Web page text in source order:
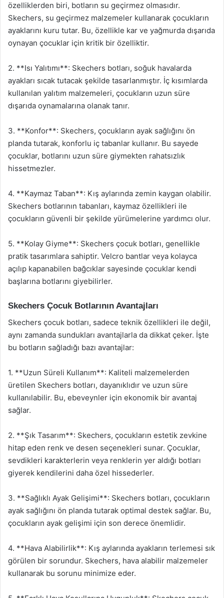
özelliklerden biri, botların su geçirmez olmasıdır.
Skechers, su geçirmez malzemeler kullanarak çocukların
ayaklarını kuru tutar. Bu, özellikle kar ve yağmurda dışarıda
oynayan çocuklar için kritik bir özelliktir.
2. **Isı Yalıtımı**: Skechers botları, soğuk havalarda
ayakları sıcak tutacak şekilde tasarlanmıştır. İç kısımlarda
kullanılan yalıtım malzemeleri, çocukların uzun süre
dışarıda oynamalarına olanak tanır.
3. **Konfor**: Skechers, çocukların ayak sağlığını ön
planda tutarak, konforlu iç tabanlar kullanır. Bu sayede
çocuklar, botlarını uzun süre giymekten rahatsızlık
hissetmezler.
4. **Kaymaz Taban**: Kış aylarında zemin kaygan olabilir.
Skechers botlarının tabanları, kaymaz özellikleri ile
çocukların güvenli bir şekilde yürümelerine yardımcı olur.
5. **Kolay Giyme**: Skechers çocuk botları, genellikle
pratik tasarımlara sahiptir. Velcro bantlar veya kolayca
açılıp kapanabilen bağcıklar sayesinde çocuklar kendi
başlarına botlarını giyebilirler.
Skechers Çocuk Botlarının Avantajları
Skechers çocuk botları, sadece teknik özellikleri ile değil,
aynı zamanda sundukları avantajlarla da dikkat çeker. İşte
bu botların sağladığı bazı avantajlar:
1. **Uzun Süreli Kullanım**: Kaliteli malzemelerden
üretilen Skechers botları, dayanıklıdır ve uzun süre
kullanılabilir. Bu, ebeveynler için ekonomik bir avantaj
sağlar.
2. **Şık Tasarım**: Skechers, çocukların estetik zevkine
hitap eden renk ve desen seçenekleri sunar. Çocuklar,
sevdikleri karakterlerin veya renklerin yer aldığı botları
giyerek kendilerini daha özel hissederler.
3. **Sağlıklı Ayak Gelişimi**: Skechers botları, çocukların
ayak sağlığını ön planda tutarak optimal destek sağlar. Bu,
çocukların ayak gelişimi için son derece önemlidir.
4. **Hava Alabilirlik**: Kış aylarında ayakların terlemesi sık
görülen bir sorundur. Skechers, hava alabilir malzemeler
kullanarak bu sorunu minimize eder.